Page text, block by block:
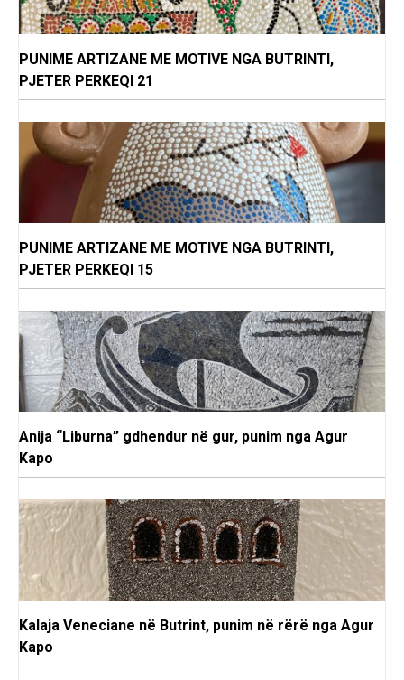
PUNIME ARTIZANE ME MOTIVE NGA BUTRINTI,
PJETER PERKEQI 21
PUNIME ARTIZANE ME MOTIVE NGA BUTRINTI,
PJETER PERKEQI 15
Anija “Liburna” gdhendur në gur, punim nga Agur
Kapo
Kalaja Veneciane në Butrint, punim në rërë nga Agur
Kapo